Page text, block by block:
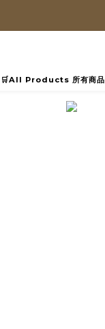
🛒All Products 所有商品